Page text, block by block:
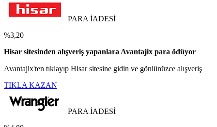
PARA İADESİ
%3,20
Hisar sitesinden alışveriş yapanlara Avantajix para ödüyor
Avantajix'ten tıklayıp Hisar sitesine gidin ve gönlünüzce alışveriş
TIKLA KAZAN
PARA İADESİ